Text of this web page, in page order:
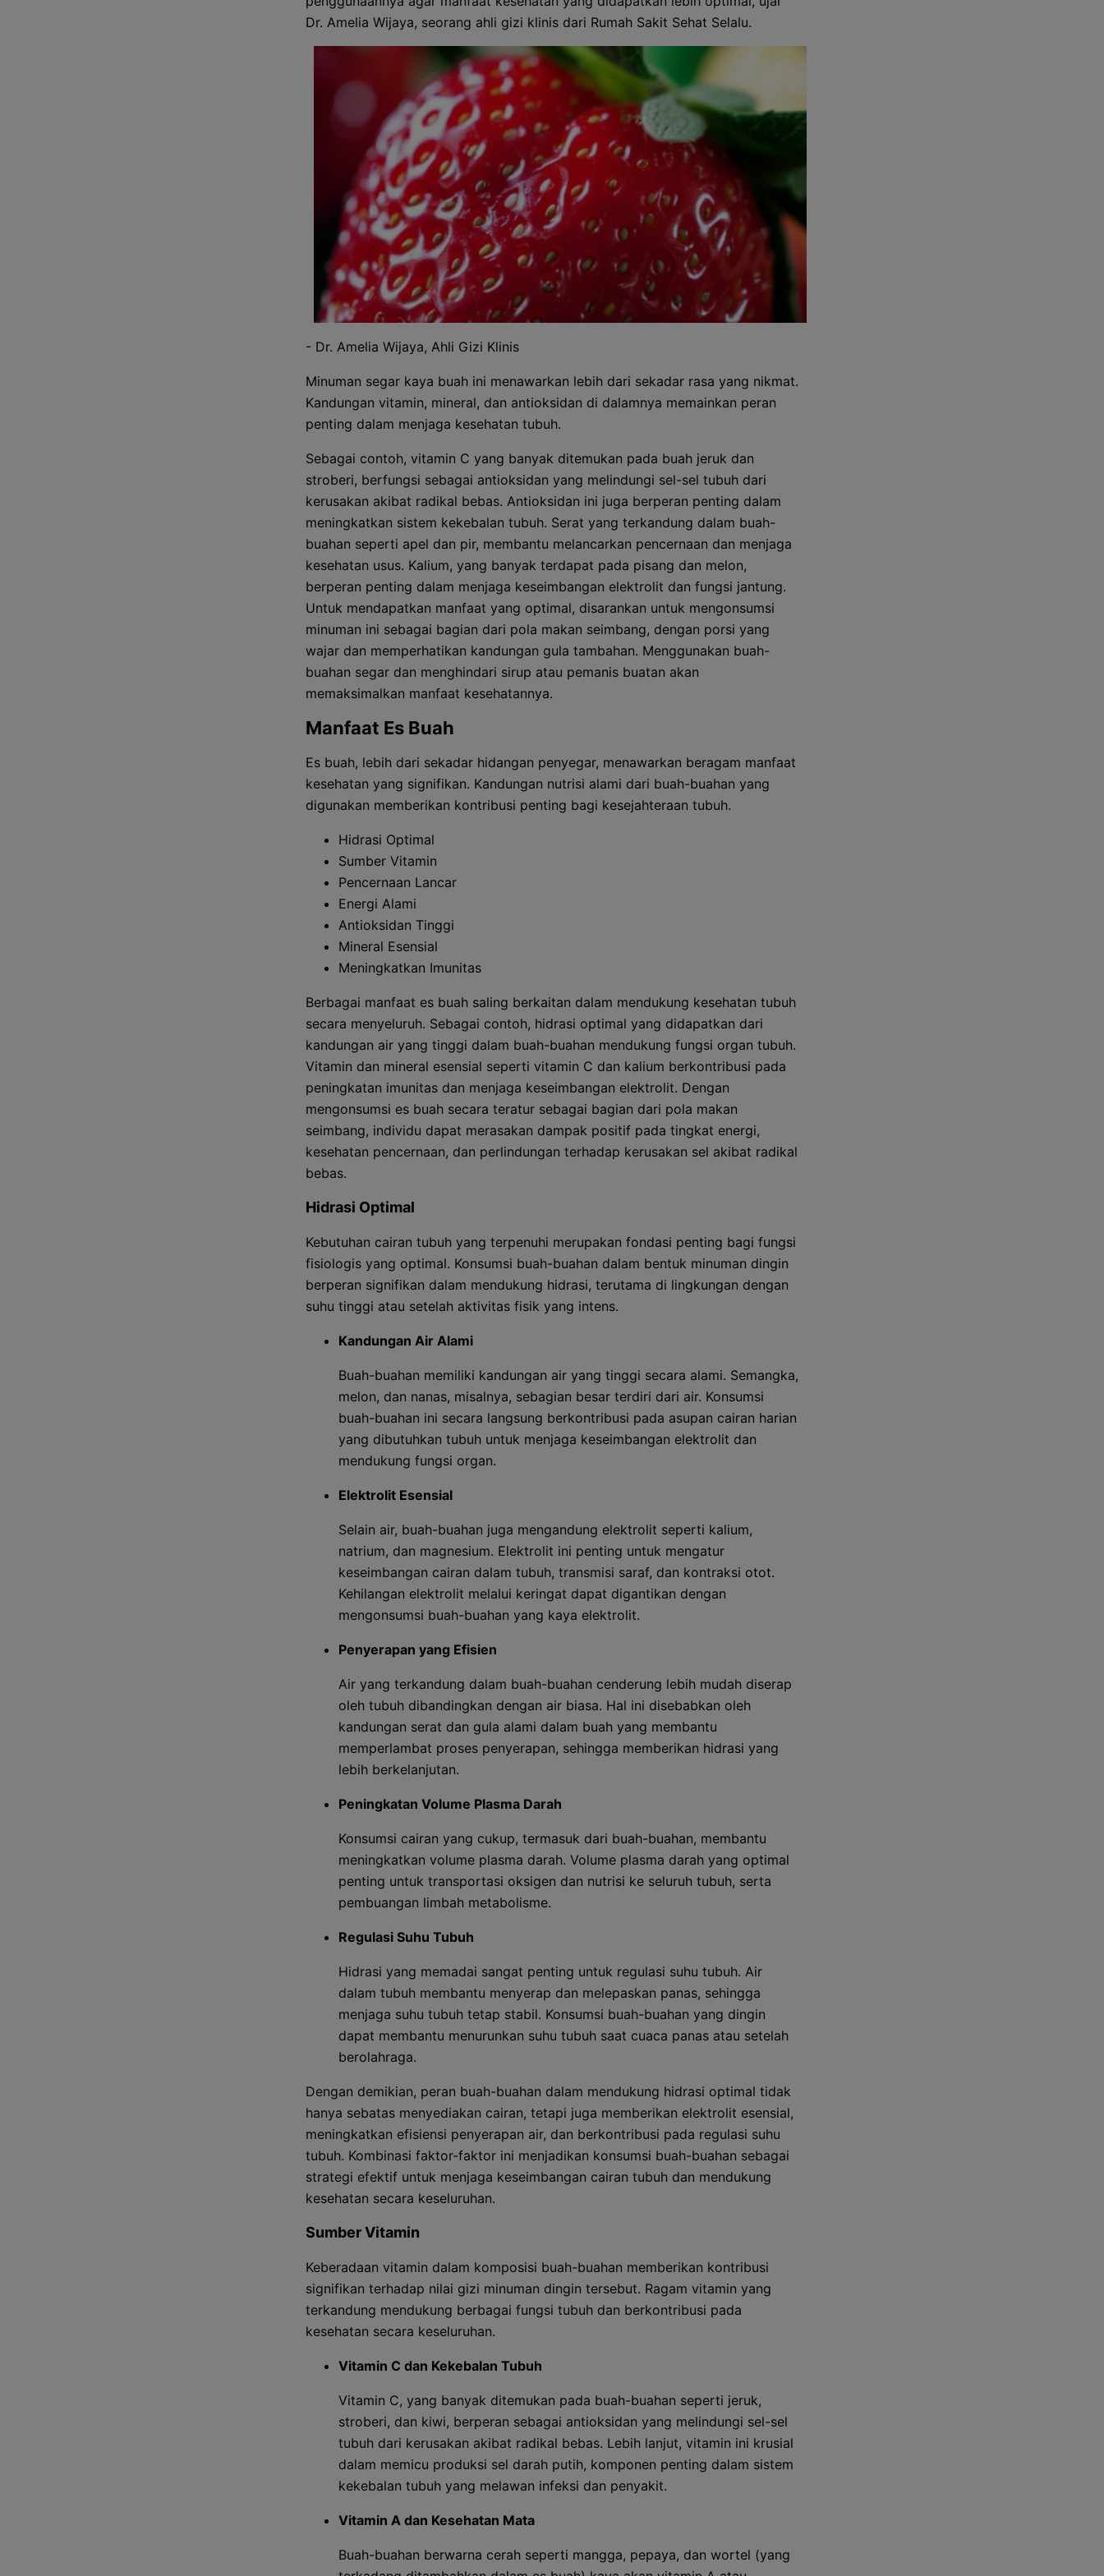
Dr. Amelia Wijaya, seorang ahli gizi klinis dari Rumah Sakit Sehat Selalu.
- Dr. Amelia Wijaya, Ahli Gizi Klinis
Minuman segar kaya buah ini menawarkan lebih dari sekadar rasa yang nikmat.
Kandungan vitamin, mineral, dan antioksidan di dalamnya memainkan peran
penting dalam menjaga kesehatan tubuh.
Sebagai contoh, vitamin C yang banyak ditemukan pada buah jeruk dan
stroberi, berfungsi sebagai antioksidan yang melindungi sel-sel tubuh dari
kerusakan akibat radikal bebas. Antioksidan ini juga berperan penting dalam
meningkatkan sistem kekebalan tubuh. Serat yang terkandung dalam buah-
buahan seperti apel dan pir, membantu melancarkan pencernaan dan menjaga
kesehatan usus. Kalium, yang banyak terdapat pada pisang dan melon,
berperan penting dalam menjaga keseimbangan elektrolit dan fungsi jantung.
Untuk mendapatkan manfaat yang optimal, disarankan untuk mengonsumsi
minuman ini sebagai bagian dari pola makan seimbang, dengan porsi yang
wajar dan memperhatikan kandungan gula tambahan. Menggunakan buah-
buahan segar dan menghindari sirup atau pemanis buatan akan
memaksimalkan manfaat kesehatannya.
Manfaat Es Buah
Es buah, lebih dari sekadar hidangan penyegar, menawarkan beragam manfaat
kesehatan yang signifikan. Kandungan nutrisi alami dari buah-buahan yang
digunakan memberikan kontribusi penting bagi kesejahteraan tubuh.
Hidrasi Optimal
Sumber Vitamin
Pencernaan Lancar
Energi Alami
Antioksidan Tinggi
Mineral Esensial
Meningkatkan Imunitas
Berbagai manfaat es buah saling berkaitan dalam mendukung kesehatan tubuh
secara menyeluruh. Sebagai contoh, hidrasi optimal yang didapatkan dari
kandungan air yang tinggi dalam buah-buahan mendukung fungsi organ tubuh.
Vitamin dan mineral esensial seperti vitamin C dan kalium berkontribusi pada
peningkatan imunitas dan menjaga keseimbangan elektrolit. Dengan
mengonsumsi es buah secara teratur sebagai bagian dari pola makan
seimbang, individu dapat merasakan dampak positif pada tingkat energi,
kesehatan pencernaan, dan perlindungan terhadap kerusakan sel akibat radikal
bebas.
Hidrasi Optimal
Kebutuhan cairan tubuh yang terpenuhi merupakan fondasi penting bagi fungsi
fisiologis yang optimal. Konsumsi buah-buahan dalam bentuk minuman dingin
berperan signifikan dalam mendukung hidrasi, terutama di lingkungan dengan
suhu tinggi atau setelah aktivitas fisik yang intens.
Kandungan Air Alami
Buah-buahan memiliki kandungan air yang tinggi secara alami. Semangka,
melon, dan nanas, misalnya, sebagian besar terdiri dari air. Konsumsi
buah-buahan ini secara langsung berkontribusi pada asupan cairan harian
yang dibutuhkan tubuh untuk menjaga keseimbangan elektrolit dan
mendukung fungsi organ.
Elektrolit Esensial
Selain air, buah-buahan juga mengandung elektrolit seperti kalium,
natrium, dan magnesium. Elektrolit ini penting untuk mengatur
keseimbangan cairan dalam tubuh, transmisi saraf, dan kontraksi otot.
Kehilangan elektrolit melalui keringat dapat digantikan dengan
mengonsumsi buah-buahan yang kaya elektrolit.
Penyerapan yang Efisien
Air yang terkandung dalam buah-buahan cenderung lebih mudah diserap
oleh tubuh dibandingkan dengan air biasa. Hal ini disebabkan oleh
kandungan serat dan gula alami dalam buah yang membantu
memperlambat proses penyerapan, sehingga memberikan hidrasi yang
lebih berkelanjutan.
Peningkatan Volume Plasma Darah
Konsumsi cairan yang cukup, termasuk dari buah-buahan, membantu
meningkatkan volume plasma darah. Volume plasma darah yang optimal
penting untuk transportasi oksigen dan nutrisi ke seluruh tubuh, serta
pembuangan limbah metabolisme.
Regulasi Suhu Tubuh
Hidrasi yang memadai sangat penting untuk regulasi suhu tubuh. Air
dalam tubuh membantu menyerap dan melepaskan panas, sehingga
menjaga suhu tubuh tetap stabil. Konsumsi buah-buahan yang dingin
dapat membantu menurunkan suhu tubuh saat cuaca panas atau setelah
berolahraga.
Dengan demikian, peran buah-buahan dalam mendukung hidrasi optimal tidak
hanya sebatas menyediakan cairan, tetapi juga memberikan elektrolit esensial,
meningkatkan efisiensi penyerapan air, dan berkontribusi pada regulasi suhu
tubuh. Kombinasi faktor-faktor ini menjadikan konsumsi buah-buahan sebagai
strategi efektif untuk menjaga keseimbangan cairan tubuh dan mendukung
kesehatan secara keseluruhan.
Sumber Vitamin
Keberadaan vitamin dalam komposisi buah-buahan memberikan kontribusi
signifikan terhadap nilai gizi minuman dingin tersebut. Ragam vitamin yang
terkandung mendukung berbagai fungsi tubuh dan berkontribusi pada
kesehatan secara keseluruhan.
Vitamin C dan Kekebalan Tubuh
Vitamin C, yang banyak ditemukan pada buah-buahan seperti jeruk,
stroberi, dan kiwi, berperan sebagai antioksidan yang melindungi sel-sel
tubuh dari kerusakan akibat radikal bebas. Lebih lanjut, vitamin ini krusial
dalam memicu produksi sel darah putih, komponen penting dalam sistem
kekebalan tubuh yang melawan infeksi dan penyakit.
Vitamin A dan Kesehatan Mata
Buah-buahan berwarna cerah seperti mangga, pepaya, dan wortel (yang